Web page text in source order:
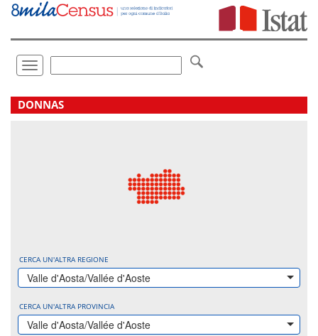
Vai
direttamente
Toggle
navigation
.
DONNAS
CERCA UN'ALTRA REGIONE
Valle d'Aosta/Vallée d'Aoste
CERCA UN'ALTRA PROVINCIA
Valle d'Aosta/Vallée d'Aoste